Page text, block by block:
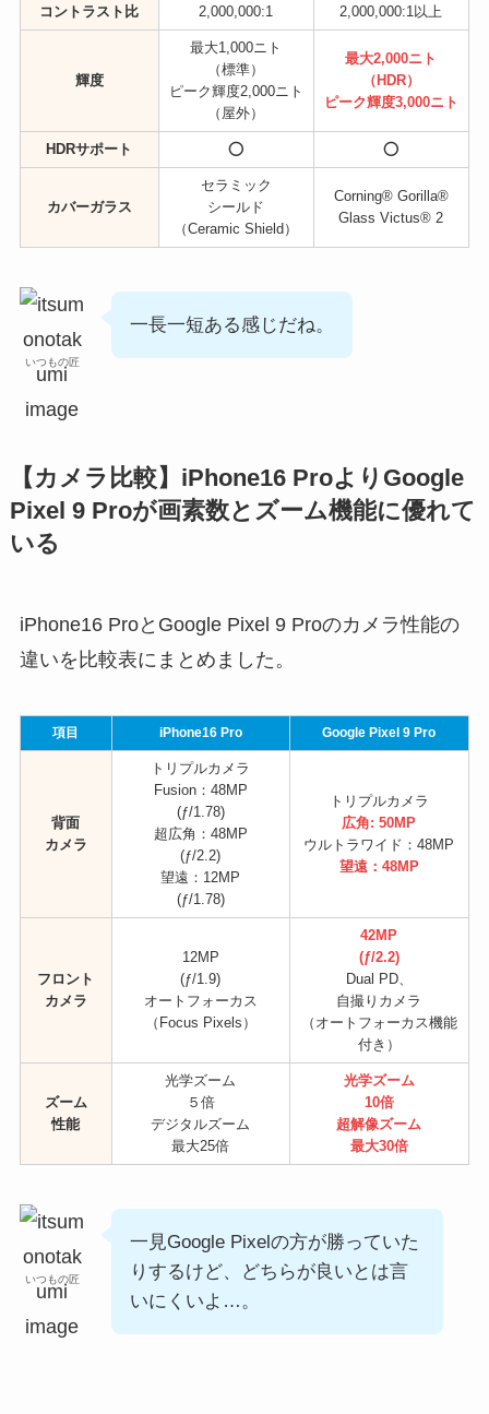
コントラスト比 2,000,000:1 2,000,000:1以上
輝度
最大1,000ニト
（標準）
ピーク輝度2,000ニト
（屋外）
最大2,000ニト
（HDR）
ピーク輝度3,000ニト
HDRサポート ⭕ ⭕
カバーガラス
セラミック
シールド
（Ceramic Shield）
Corning® Gorilla®
Glass Victus® 2
いつもの匠
一長一短ある感じだね。
【カメラ比較】iPhone16 ProよりGoogle
Pixel 9 Proが画素数とズーム機能に優れて
いる
iPhone16 ProとGoogle Pixel 9 Proのカメラ性能の
違いを比較表にまとめました。
項目 iPhone16 Pro Google Pixel 9 Pro
背面
カメラ
トリプルカメラ
Fusion：48MP
(ƒ/1.78)
超広角：48MP
(ƒ/2.2)
望遠：12MP
(ƒ/1.78)
トリプルカメラ
広角: 50MP
ウルトラワイド：48MP
望遠：48MP
フロント
カメラ
12MP
(ƒ/1.9)
オートフォーカス
（Focus Pixels）
42MP
(ƒ/2.2)
Dual PD、
自撮りカメラ
（オートフォーカス機能
付き）
ズーム
性能
光学ズーム
５倍
デジタルズーム
最大25倍
光学ズーム
10倍
超解像ズーム
最大30倍
いつもの匠
一見Google Pixelの方が勝っていた
りするけど、どちらが良いとは言
いにくいよ…。